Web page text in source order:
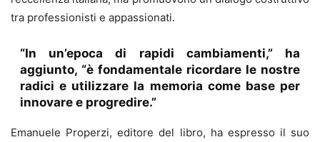
tra professionisti e appassionati.
“In un’epoca di rapidi cambiamenti,” ha
aggiunto, “è fondamentale ricordare le nostre
radici e utilizzare la memoria come base per
innovare e progredire.”
Emanuele Properzi, editore del libro, ha espresso il suo